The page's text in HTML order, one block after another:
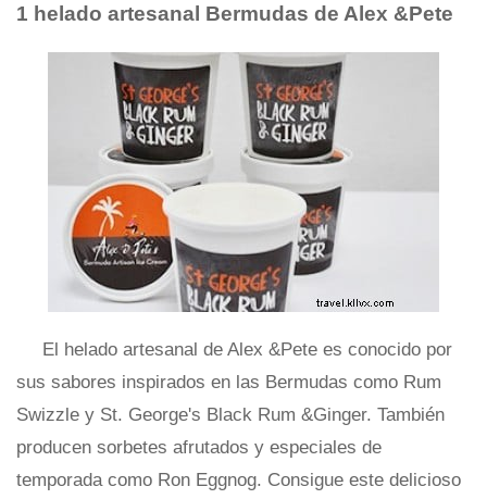
1 helado artesanal Bermudas de Alex &Pete
El helado artesanal de Alex &Pete es conocido por
sus sabores inspirados en las Bermudas como Rum
Swizzle y St. George's Black Rum &Ginger. También
producen sorbetes afrutados y especiales de
temporada como Ron Eggnog. Consigue este delicioso